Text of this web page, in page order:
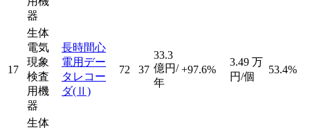
器
17
生体
電気
現象
検査
用機
器
長時間心
電用デー
タレコー
ダ(Ⅱ)
72 37
33.3
億円/
年
+97.6%
3.49 万
円/個
53.4%
生体